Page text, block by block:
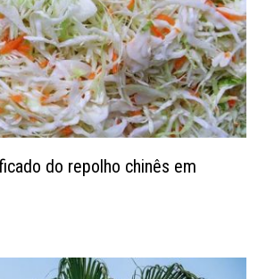
do repolho chinês em